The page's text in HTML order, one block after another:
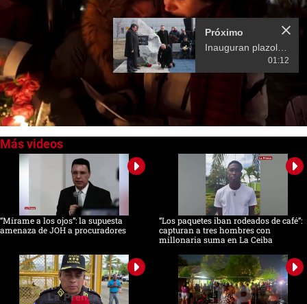
of
seconds
Próximo
Inauguran plazoleta en honor a víctimas del avión ucraniano derribado en Irán
01:12
“Mírame a los ojos”: la supuesta
amenaza de JOH a procuradores
“Los paquetes iban rodeados de café”:
capturan a tres hombres con
millonaria suma en La Ceiba